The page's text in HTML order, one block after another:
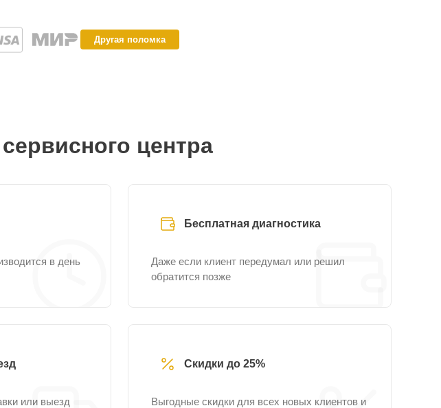
Другая поломка
центра
в день
Бесплатная диагностика
Даже если клиент передумал или решил
обратится позже
или выезд
Скидки до 25%
Выгодные скидки для всех новых клиентов и